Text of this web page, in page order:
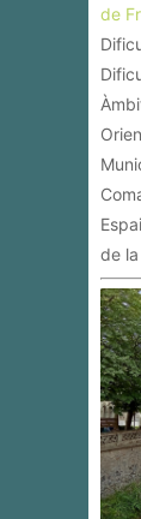
de
de